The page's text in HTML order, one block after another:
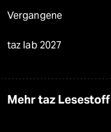
Vergangene
taz lab 2027
Mehr taz Lesestoff